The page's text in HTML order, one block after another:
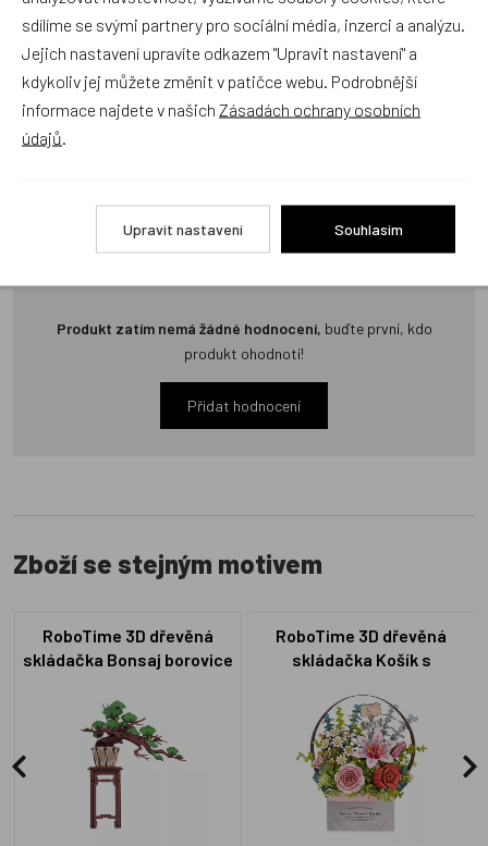
e-shopu Dráček.cz texty zákazníků předem neschvaluje ani
neověřuje.
Zatím zde nejsou žádné dotazy. Buďte první, kdo se zeptá!
Recenze
Produkt zatím nemá žádné hodnocení, buďte první, kdo
produkt ohodnotí!
Přidat hodnocení
Zboží se stejným motivem
RoboTime 3D dřevěná
skládačka Bonsaj borovice
RoboTime 3D dřevěná
skládačka Košík s
sdílíme se svými partnery pro sociální média, inzerci a analýzu.
Jejich nastavení upravíte odkazem "Upravit nastavení" a
kdykoliv jej můžete změnit v patičce webu. Podrobnější
informace najdete v našich Zásadách ochrany osobních
údajů
Upravit nastavení Souhlasím